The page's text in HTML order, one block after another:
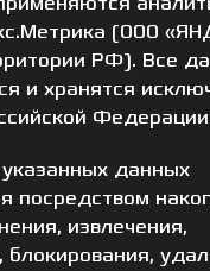
(ООО
РФ). Все
и хранятся
данных
посредством
извлечения,
блокирования,